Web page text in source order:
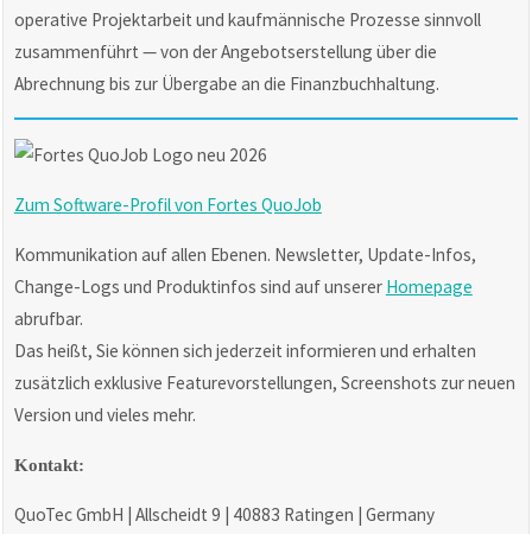
operative Projektarbeit und kaufmännische Prozesse sinnvoll
zusammenführt — von der Angebotserstellung über die
Abrechnung bis zur Übergabe an die Finanzbuchhaltung.
Zum Software-Profil von Fortes QuoJob
Kommunikation auf allen Ebenen. Newsletter, Update-Infos,
Change-Logs und Produktinfos sind auf unserer Homepage
abrufbar.
Das heißt, Sie können sich jederzeit informieren und erhalten
zusätzlich exklusive Featurevorstellungen, Screenshots zur neuen
Version und vieles mehr.
Kontakt:
QuoTec GmbH | Allscheidt 9 | 40883 Ratingen | Germany